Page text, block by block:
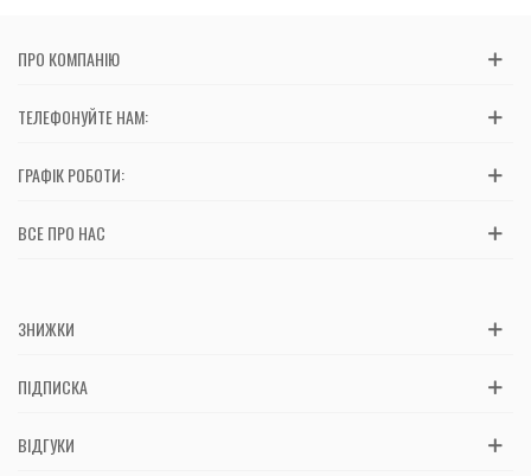
ПРО КОМПАНІЮ
ТЕЛЕФОНУЙТЕ НАМ:
ГРАФІК РОБОТИ:
ВСЕ ПРО НАС
ЗНИЖКИ
ПІДПИСКА
ВІДГУКИ